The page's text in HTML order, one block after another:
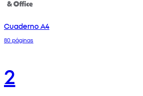
Cuaderno A4
80 páginas
2